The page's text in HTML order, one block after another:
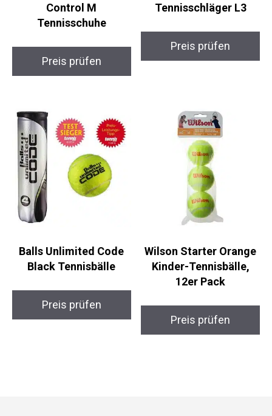
Control M
Tennisschuhe
Preis prüfen
Tennisschläger L3
Preis prüfen
Balls Unlimited Code
Black Tennisbälle
Preis prüfen
Wilson Starter Orange
Kinder-Tennisbälle,
12er Pack
Preis prüfen